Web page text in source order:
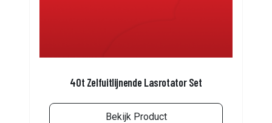
40t Zelfuitlijnende Lasrotator Set
Bekijk Product